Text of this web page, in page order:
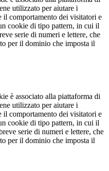
utilizzato per aiutare i
comportamento dei visitatori e
cookie di tipo pattern, in cui il
serie di numeri e lettere, che
per il dominio che imposta il
è associato alla piattaforma di
utilizzato per aiutare i
comportamento dei visitatori e
cookie di tipo pattern, in cui il
serie di numeri e lettere, che
per il dominio che imposta il